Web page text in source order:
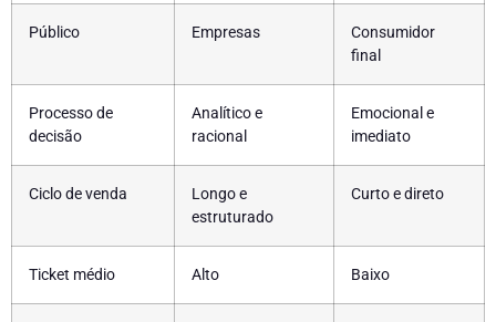
Público Empresas
Consumidor
final
Processo de
decisão
Analítico e
racional
Emocional e
imediato
Ciclo de venda
Longo e
estruturado
Curto e direto
Ticket médio Alto Baixo